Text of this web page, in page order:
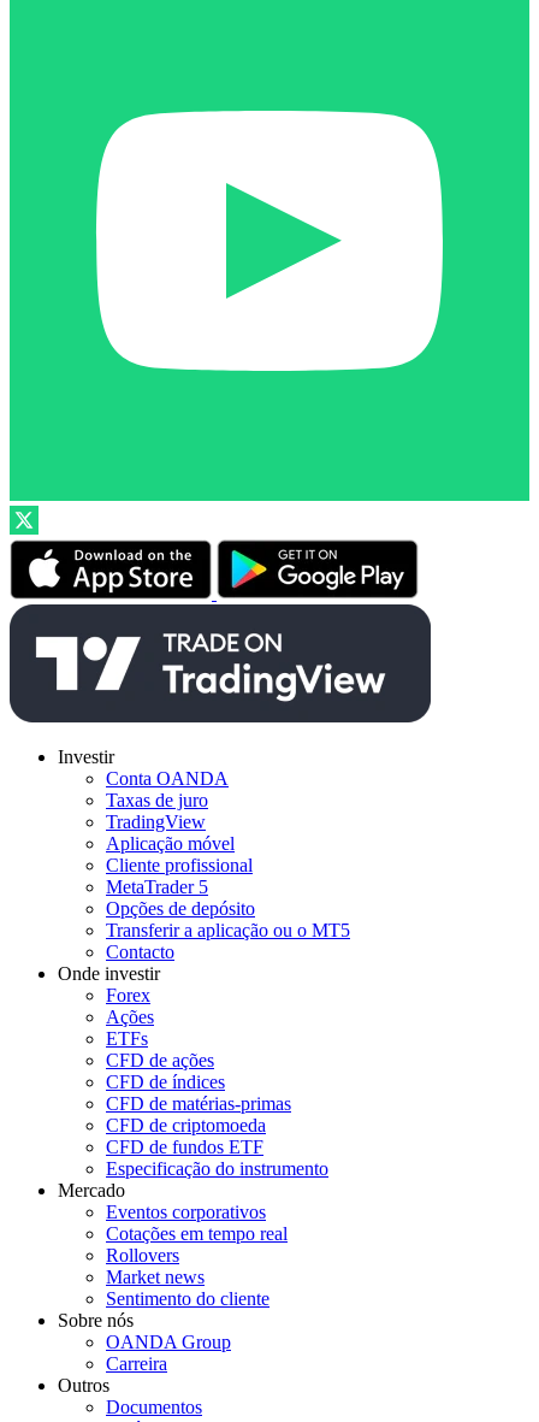
Investir
Conta OANDA
Taxas de juro
TradingView
Aplicação móvel
Cliente profissional
MetaTrader 5
Opções de depósito
Transferir a aplicação ou o MT5
Contacto
Onde investir
Forex
Ações
ETFs
CFD de ações
CFD de índices
CFD de matérias-primas
CFD de criptomoeda
CFD de fundos ETF
Especificação do instrumento
Mercado
Eventos corporativos
Cotações em tempo real
Rollovers
Market news
Sentimento do cliente
Sobre nós
OANDA Group
Carreira
Outros
Documentos